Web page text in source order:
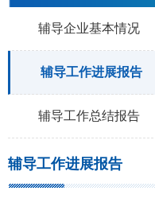
辅导企业基本情况
辅导工作进展报告
辅导工作总结报告
辅导工作进展报告